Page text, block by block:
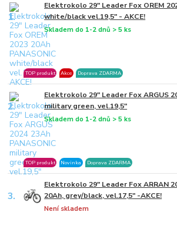
1.
Elektrokolo 29" Leader Fox OREM
white/black vel.19,5" - AKCE!
Skladem do 1-2 dnů > 5 ks
TOP produkt Akce Doprava ZDARMA
2.
Elektrokolo 29" Leader Fox ARGUS
military green, vel.19,5"
Skladem do 1-2 dnů > 5 ks
TOP produkt Novinka Doprava ZDARMA
3.
Elektrokolo 29" Leader Fox ARRAN
20Ah, grey/black, vel.17,5" -AKCE!
Není skladem